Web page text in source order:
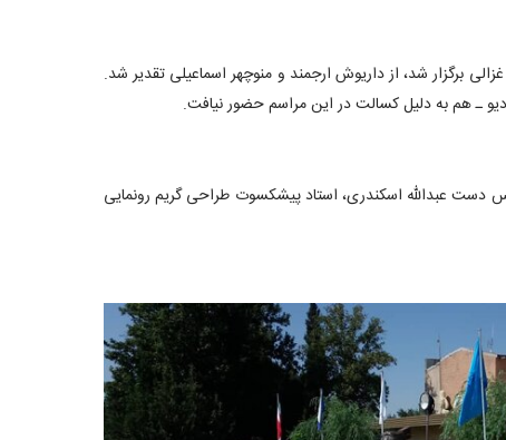
برگزار شد، از داریوش ارجمند و منوچهر اسماعیلی تقدیر شد.
ـ هم به دلیل کسالت در این مراسم حضور نیافت.
دست عبدالله اسکندری، استاد پیشکسوت طراحی گریم رونمایی